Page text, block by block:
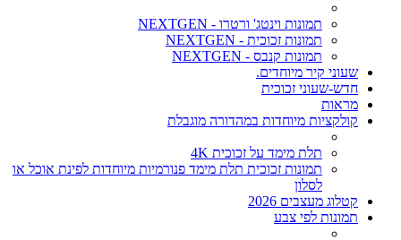
תמונות וינטג' ורטרו - NEXTGEN
תמונות זכוכית - NEXTGEN
תמונות קנבס - NEXTGEN
שעוני קיר מיוחדים.
חדש-שעוני זכוכית
מראות
קולקציות מיוחדות במהדורה מוגבלת
תלת מימד על זכוכית 4K
תמונות זכוכית תלת מימד פנורמיות מיוחדות לפינת אוכל או
לסלון
קטלוג מעצבים 2026
תמונות לפי צבע